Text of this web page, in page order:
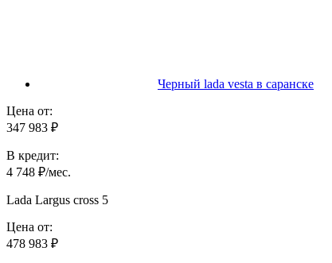
Черный lada vesta в саранске
Цена от:
347 983 ₽
В кредит:
4 748 ₽/мес.
Lada Largus cross 5
Цена от:
478 983 ₽